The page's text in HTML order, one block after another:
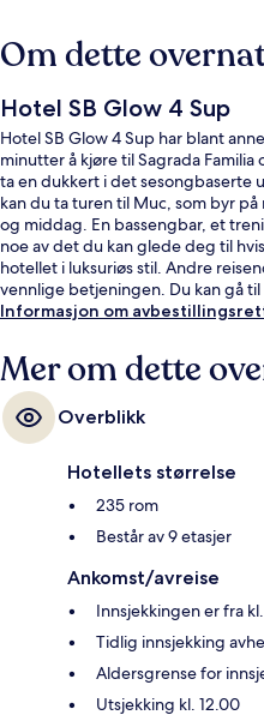
Om dette
Hotel SB Glow 4 Sup
Hotel SB Glow 4 Sup har blant
minutter å kjøre til Sagrada
ta en dukkert i det sesongbaserte
kan du ta turen til Muc, som byr
og middag. En bassengbar, et
noe av det du kan glede deg til
hotellet i luksuriøs stil. Andre
vennlige betjeningen. Du kan gå
å gå til La Farinera trikkeholdeplass
Informasjon om
Mer om dette
Overblikk
Hotellets størrelse
235 rom
Består av 9 etasjer
Ankomst/avreise
Innsjekkingen er fra
Tidlig innsjekking
Aldersgrense for
Utsjekking kl. 12.00